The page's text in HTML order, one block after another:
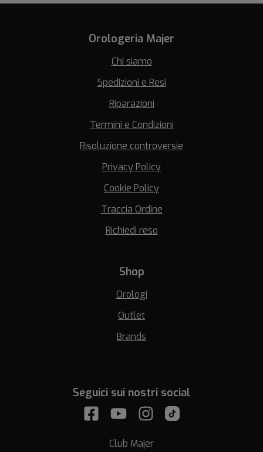
Orologeria Majer
Chi siamo
Spedizioni e Resi
Riparazioni
Termini e Condizioni
Risoluzione controversie
Privacy Policy
Cookie Policy
Traccia Ordine
Richiedi reso
Shop
Orologi
Outlet
Brands
Seguici sui nostri social
Club Majer